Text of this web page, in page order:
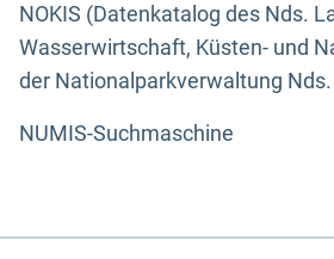
NOKIS (Datenkatalog des Nds.
Wasserwirtschaft, Küsten- und
der Nationalparkverwaltung
NUMIS-Suchmaschine